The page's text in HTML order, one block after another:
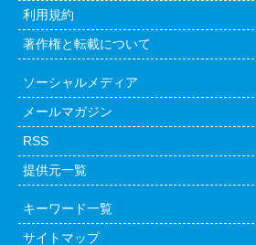
利用規約
著作権と転載について
ソーシャルメディア
メールマガジン
RSS
提供元一覧
キーワード一覧
サイトマップ